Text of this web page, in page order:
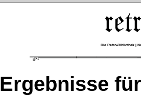
Die Retro-Bibliothek |
Ergebnisse